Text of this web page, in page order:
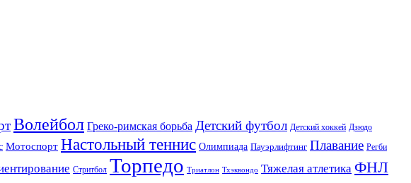
Волейбол Греко-римская борьба Детский футбол Детский хоккей Дзюдо
Мотоспорт Настольный теннис Олимпиада Пауэрлифтинг Плавание Регби
Стритбол Торпедо Триатлон Тхэквондо Тяжелая атлетика ФНЛ